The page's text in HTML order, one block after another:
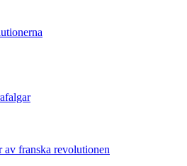
av franska revolutionen